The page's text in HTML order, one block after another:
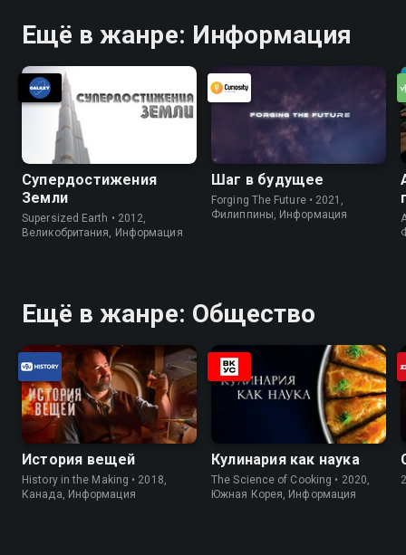
Ещё в жанре: Информация
Супердостижения
Земли
Supersized Earth • 2012,
Великобритания, Информация
Шаг в будущее
Forging The Future • 2021,
Филиппины, Информация
Ещё в жанре: Общество
История вещей
History in the Making • 2018,
Канада, Информация
Кулинария как наука
The Science of Cooking • 2020,
Южная Корея, Информация